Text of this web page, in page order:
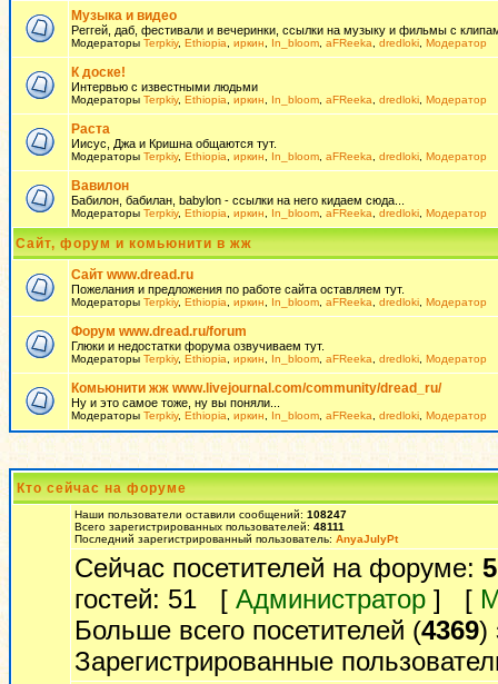
Музыка и видео
Реггей, даб, фестивали и вечеринки, ссылки на музыку и фильмы с
Модераторы Terpkiy, Ethiopia иркин In_bloom aFReeka dredloki Модератор
К доске!
Интервью с известными людьми
Модераторы Terpkiy, Ethiopia иркин In_bloom aFReeka dredloki Модератор
Раста
Иисус, Джа и Кришна общаются тут.
Модераторы Terpkiy, Ethiopia иркин In_bloom aFReeka dredloki Модератор
Вавилон
Бабилон, бабилан, babylon - ссылки на него кидаем сюда...
Модераторы Terpkiy, Ethiopia иркин In_bloom aFReeka dredloki Модератор
Сайт, форум и комьюнити в жж
Сайт www.dread.ru
Пожелания и предложения по работе сайта оставляем тут.
Модераторы Terpkiy, Ethiopia иркин In_bloom aFReeka dredloki Модератор
Форум www.dread.ru/forum
Глюки и недостатки форума озвучиваем тут.
Модераторы Terpkiy, Ethiopia иркин In_bloom aFReeka dredloki Модератор
Комьюнити жж www.livejournal.com/community/dread_ru/
Ну и это самое тоже, ну вы поняли...
Модераторы Terpkiy, Ethiopia иркин In_bloom aFReeka dredloki Модератор
Кто сейчас на форуме
Наши пользователи оставили сообщений: 108247
Всего зарегистрированных пользователей: 48111
Последний зарегистрированный пользователь: AnyaJulyPt
Сейчас посетителей на форуме:
гостей: 51 [ Администратор ] [
Больше всего посетителей (4369)
Зарегистрированные